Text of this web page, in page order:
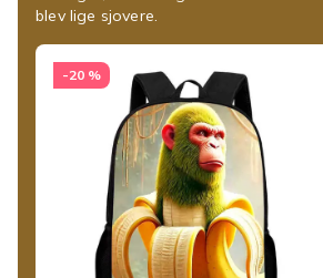
blev lige sjovere.
-20 %